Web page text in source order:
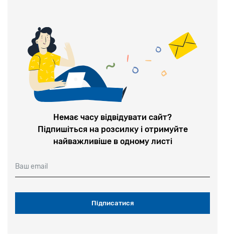
Немає часу відвідувати сайт?
Підпишіться на розсилку і отримуйте
найважливіше в одному листі
Ваш email